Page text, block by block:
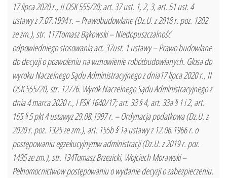
17 lipca 2020 r., II OSK 555/20; art. 37 ust. 1, 2, 3, art. 51 ust. 4
ustawy z 7.07.1994 r. – Prawobudowlane (Dz.U. z 2018 r. poz. 1202
ze zm.), str. 117Tomasz Bąkowski – Niedopuszczalność
odpowiedniego stosowania art. 37ust. 1 ustawy – Prawo budowlane
do decyzji o pozwoleniu na wznowienie robótbudowlanych. Glosa do
wyroku Naczelnego Sądu Administracyjnego z dnia17 lipca 2020 r., II
OSK 555/20, str. 12776. Wyrok Naczelnego Sądu Administracyjnego z
dnia 4 marca 2020 r., I FSK 1640/17; art. 33 § 4, art. 33a § 1 i 2, art.
165 § 5 pkt 4 ustawyz 29.08.1997 r. – Ordynacja podatkowa (Dz.U. z
2020 r. poz. 1325 ze zm.), art. 155b § 1a ustawy z 12.06.1966 r. o
postępowaniu egzekucyjnymw administracji (Dz.U. z 2019 r. poz.
1495 ze zm.), str. 134Tomasz Brzezicki, Wojciech Morawski –
Pełnomocnictwow postępowaniu o wydanie decyzji o zabezpieczeniu.